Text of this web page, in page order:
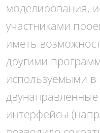
моделирования,
участниками
иметь
другими
используемыми в
интерфейсы